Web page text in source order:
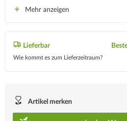
Mehr anzeigen
Lieferbar
Wie kommt es zum Lieferzeitraum?
Artikel merken